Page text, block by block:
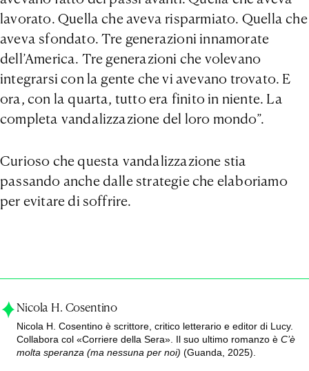
lavorato. Quella che aveva risparmiato. Quella che
aveva sfondato. Tre generazioni innamorate
dell’America. Tre generazioni che volevano
integrarsi con la gente che vi avevano trovato. E
ora, con la quarta, tutto era finito in niente. La
completa vandalizzazione del loro mondo”.
Curioso che questa vandalizzazione stia
passando anche dalle strategie che elaboriamo
per evitare di soffrire.
Nicola H. Cosentino
Nicola H. Cosentino è scrittore, critico letterario e editor di Lucy.
Collabora col «Corriere della Sera». Il suo ultimo romanzo èC’è
molta speranza (ma nessuna per noi) (Guanda, 2025).